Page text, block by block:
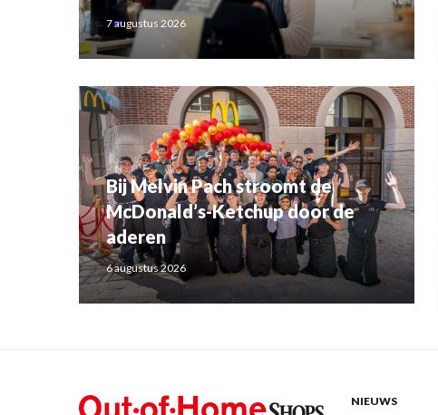
7 augustus 2026
Bij Melvin Pach stroomt de
McDonald’s-Ketchup door de
aderen
6 augustus 2026
NIEUWS